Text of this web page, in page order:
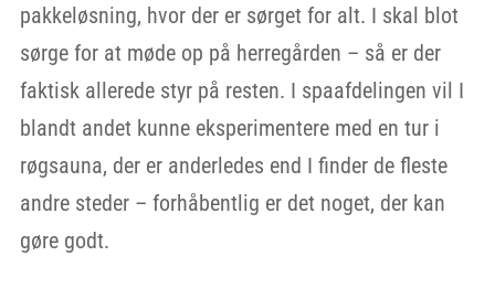
pakkeløsning, hvor der er sørget for alt. I skal blot
sørge for at møde op på herregården – så er der
faktisk allerede styr på resten. I spaafdelingen vil I
blandt andet kunne eksperimentere med en tur i
røgsauna, der er anderledes end I finder de fleste
andre steder – forhåbentlig er det noget, der kan
gøre godt.